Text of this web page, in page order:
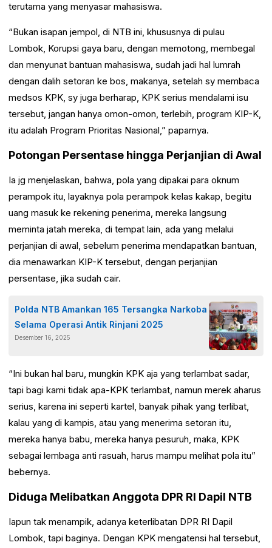
terutama yang menyasar mahasiswa.
“Bukan isapan jempol, di NTB ini, khususnya di pulau
Lombok, Korupsi gaya baru, dengan memotong, membegal
dan menyunat bantuan mahasiswa, sudah jadi hal lumrah
dengan dalih setoran ke bos, makanya, setelah sy membaca
medsos KPK, sy juga berharap, KPK serius mendalami isu
tersebut, jangan hanya omon-omon, terlebih, program KIP-K,
itu adalah Program Prioritas Nasional,” paparnya.
Potongan Persentase hingga Perjanjian di Awal
Ia jg menjelaskan, bahwa, pola yang dipakai para oknum
perampok itu, layaknya pola perampok kelas kakap, begitu
uang masuk ke rekening penerima, mereka langsung
meminta jatah mereka, di tempat lain, ada yang melalui
perjanjian di awal, sebelum penerima mendapatkan bantuan,
dia menawarkan KIP-K tersebut, dengan perjanjian
persentase, jika sudah cair.
Polda NTB Amankan 165 Tersangka Narkoba
Selama Operasi Antik Rinjani 2025
Desember 16, 2025
“Ini bukan hal baru, mungkin KPK aja yang terlambat sadar,
tapi bagi kami tidak apa-KPK terlambat, namun merek aharus
serius, karena ini seperti kartel, banyak pihak yang terlibat,
kalau yang di kampis, atau yang menerima setoran itu,
mereka hanya babu, mereka hanya pesuruh, maka, KPK
sebagai lembaga anti rasuah, harus mampu melihat pola itu”
bebernya.
Diduga Melibatkan Anggota DPR RI Dapil NTB
Iapun tak menampik, adanya keterlibatan DPR RI Dapil
Lombok, tapi baginya. Dengan KPK mengatensi hal tersebut,